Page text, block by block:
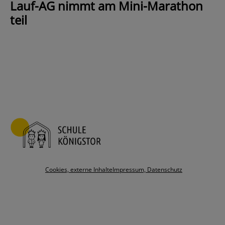
Lauf-AG nimmt am Mini-Marathon
teil
Cookies, externe InhalteImpressum, Datenschutz